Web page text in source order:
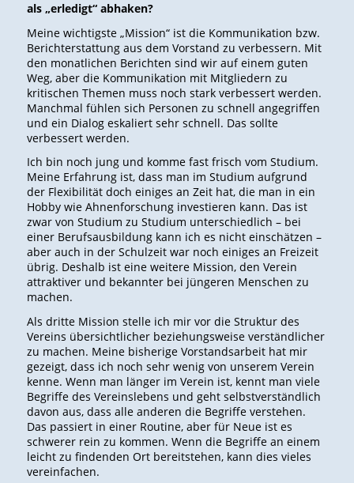
als „erledigt“ abhaken?
Meine wichtigste „Mission“ ist die Kommunikation bzw.
Berichterstattung aus dem Vorstand zu verbessern. Mit
den monatlichen Berichten sind wir auf einem guten
Weg, aber die Kommunikation mit Mitgliedern zu
kritischen Themen muss noch stark verbessert werden.
Manchmal fühlen sich Personen zu schnell angegriffen
und ein Dialog eskaliert sehr schnell. Das sollte
verbessert werden.
Ich bin noch jung und komme fast frisch vom Studium.
Meine Erfahrung ist, dass man im Studium aufgrund
der Flexibilität doch einiges an Zeit hat, die man in ein
Hobby wie Ahnenforschung investieren kann. Das ist
zwar von Studium zu Studium unterschiedlich – bei
einer Berufsausbildung kann ich es nicht einschätzen –
aber auch in der Schulzeit war noch einiges an Freizeit
übrig. Deshalb ist eine weitere Mission, den Verein
attraktiver und bekannter bei jüngeren Menschen zu
machen.
Als dritte Mission stelle ich mir vor die Struktur des
Vereins übersichtlicher beziehungsweise verständlicher
zu machen. Meine bisherige Vorstandsarbeit hat mir
gezeigt, dass ich noch sehr wenig von unserem Verein
kenne. Wenn man länger im Verein ist, kennt man viele
Begriffe des Vereinslebens und geht selbstverständlich
davon aus, dass alle anderen die Begriffe verstehen.
Das passiert in einer Routine, aber für Neue ist es
schwerer rein zu kommen. Wenn die Begriffe an einem
leicht zu findenden Ort bereitstehen, kann dies vieles
vereinfachen.